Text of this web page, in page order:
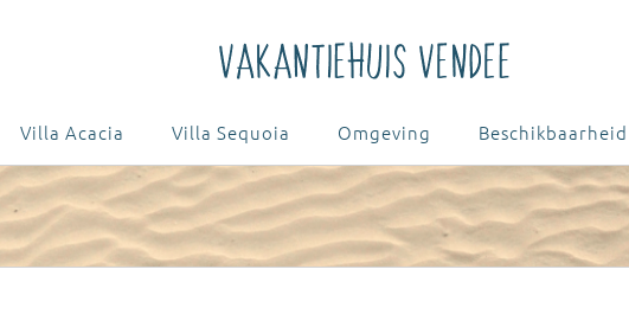
Villa Acacia Villa Sequoia Omgeving Beschikbaarheid